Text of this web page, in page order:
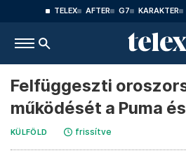
TELEX AFTER G7 KARAKTER
Felfüggeszti
működését a Puma
KÜLFÖLD frissítve